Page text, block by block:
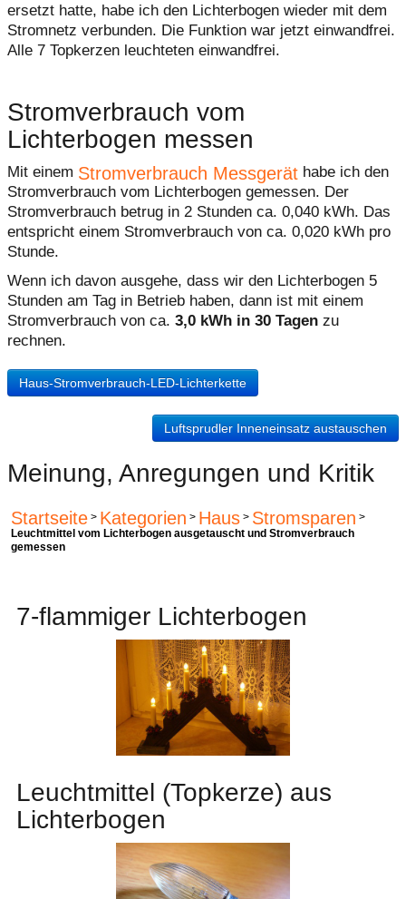
ersetzt hatte, habe ich den Lichterbogen wieder mit dem
Stromnetz verbunden. Die Funktion war jetzt einwandfrei.
Alle 7 Topkerzen leuchteten einwandfrei.
Stromverbrauch vom
Lichterbogen messen
Mit einem Stromverbrauch Messgerät habe ich den
Stromverbrauch vom Lichterbogen gemessen. Der
Stromverbrauch betrug in 2 Stunden ca. 0,040 kWh. Das
entspricht einem Stromverbrauch von ca. 0,020 kWh pro
Stunde.
Wenn ich davon ausgehe, dass wir den Lichterbogen 5
Stunden am Tag in Betrieb haben, dann ist mit einem
Stromverbrauch von ca. 3,0 kWh in 30 Tagen zu
rechnen.
Haus-Stromverbrauch-LED-Lichterkette
Luftsprudler Inneneinsatz austauschen
Meinung, Anregungen und Kritik
Startseite > Kategorien > Haus > Stromsparen >
Leuchtmittel vom Lichterbogen ausgetauscht und Stromverbrauch
gemessen
7-flammiger Lichterbogen
Leuchtmittel (Topkerze) aus
Lichterbogen